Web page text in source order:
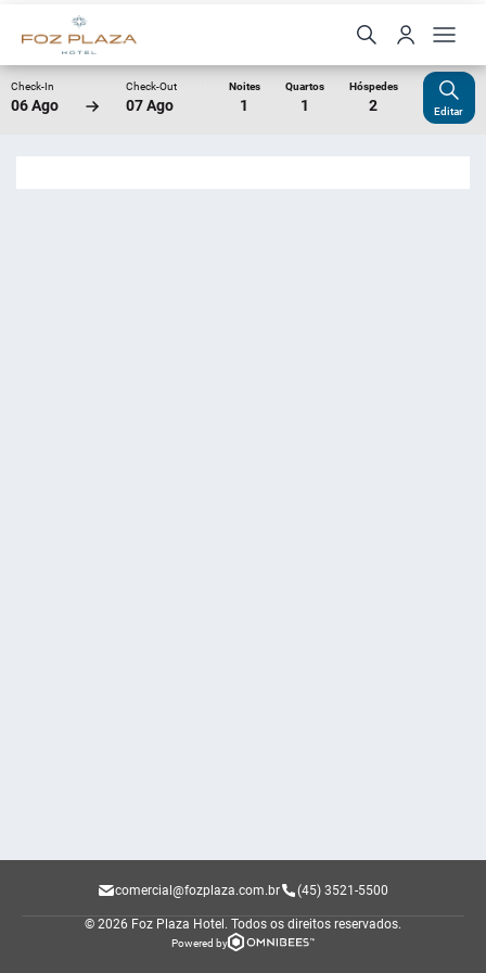
Check-In
06 Ago
Check-Out
07 Ago
Noites
1
Quartos
1
Hóspedes
2 Editar
comercial@fozplaza.com.br (45) 3521-5500
© 2026 Foz Plaza Hotel. Todos os direitos reservados.
Powered by